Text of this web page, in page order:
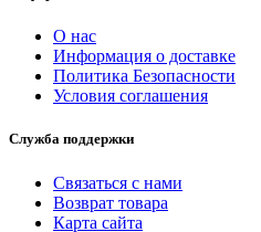
О нас
Информация о доставке
Политика Безопасности
Условия соглашения
Служба поддержки
Связаться с нами
Возврат товара
Карта сайта